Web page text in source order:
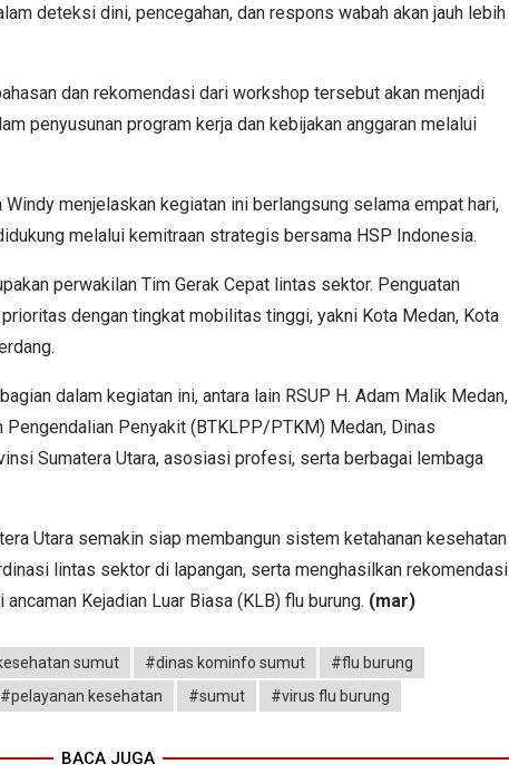
deteksi dini, pencegahan, dan respons wabah akan jauh lebih
dan rekomendasi dari workshop tersebut akan menjadi
penyusunan program kerja dan kebijakan anggaran melalui
menjelaskan kegiatan ini berlangsung selama empat hari,
melalui kemitraan strategis bersama HSP Indonesia.
perwakilan Tim Gerak Cepat lintas sektor. Penguatan
dengan tingkat mobilitas tinggi, yakni Kota Medan, Kota
dalam kegiatan ini, antara lain RSUP H. Adam Malik Medan,
Pengendalian Penyakit (BTKLPP/PTKM) Medan, Dinas
Sumatera Utara, asosiasi profesi, serta berbagai lembaga
Utara semakin siap membangun sistem ketahanan kesehatan
lintas sektor di lapangan, serta menghasilkan rekomendasi
Kejadian Luar Biasa (KLB) flu burung. (mar)
sumut #dinas kominfo sumut
#flu burung
#pelayanan kesehatan #sumut #virus flu burung
BACA JUGA